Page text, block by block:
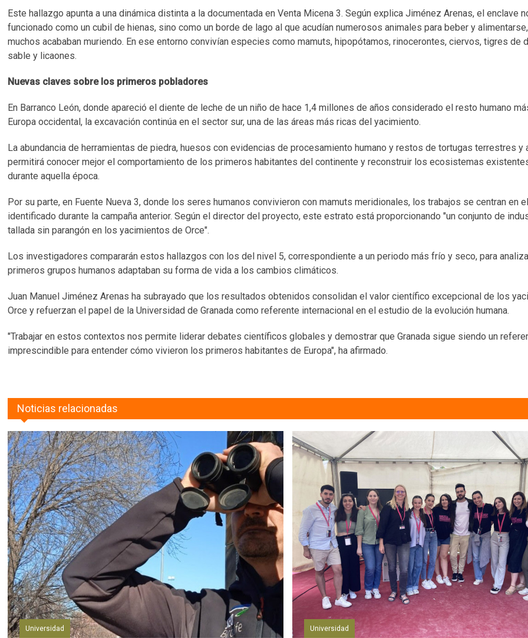
Este hallazgo apunta a una dinámica distinta a la documentada en Venta Micena 3. Según explica Jiménez Arenas, el enclave
funcionado como un cubil de hienas, sino como un borde de lago al que acudían numerosos animales para beber y
muchos acababan muriendo. En ese entorno convivían especies como mamuts, hipopótamos, rinocerontes, ciervos, tigres de
sable y licaones.
Nuevas claves sobre los primeros pobladores
En Barranco León, donde apareció el diente de leche de un niño de hace 1,4 millones de años considerado el resto humano
Europa occidental, la excavación continúa en el sector sur, una de las áreas más ricas del yacimiento.
La abundancia de herramientas de piedra, huesos con evidencias de procesamiento humano y restos de tortugas terrestres y
permitirá conocer mejor el comportamiento de los primeros habitantes del continente y reconstruir los ecosistemas
durante aquella época.
Por su parte, en Fuente Nueva 3, donde los seres humanos convivieron con mamuts meridionales, los trabajos se centran en
identificado durante la campaña anterior. Según el director del proyecto, este estrato está proporcionando "un conjunto de
tallada sin parangón en los yacimientos de Orce".
Los investigadores compararán estos hallazgos con los del nivel 5, correspondiente a un periodo más frío y seco, para
primeros grupos humanos adaptaban su forma de vida a los cambios climáticos.
Juan Manuel Jiménez Arenas ha subrayado que los resultados obtenidos consolidan el valor científico excepcional de los
Orce y refuerzan el papel de la Universidad de Granada como referente internacional en el estudio de la evolución humana.
"Trabajar en estos contextos nos permite liderar debates científicos globales y demostrar que Granada sigue siendo un
imprescindible para entender cómo vivieron los primeros habitantes de Europa", ha afirmado.
Noticias relacionadas
Universidad Universidad